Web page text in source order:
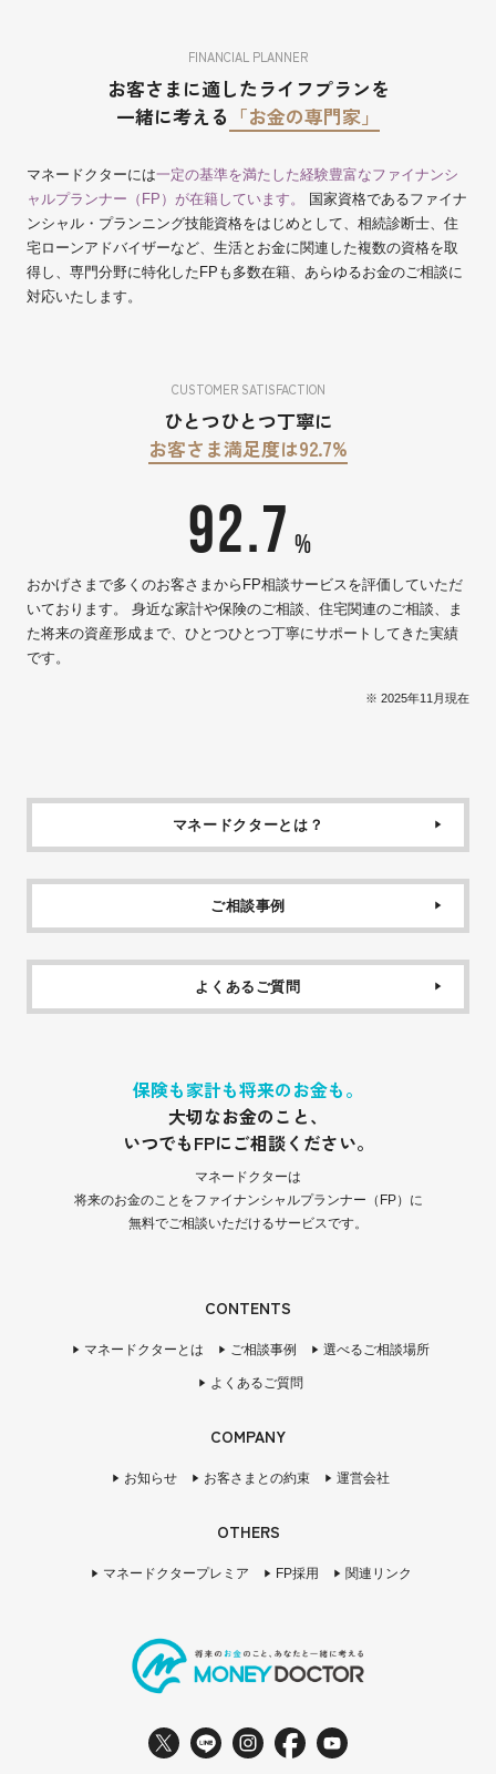
FINANCIAL PLANNER
お客さまに適したライフプランを
一緒に考える 「お金の専門家」
マネードクターには一定の基準を満たした経験豊富なファイナンシ
ャルプランナー（FP）が在籍しています。 国家資格であるファイナ
ンシャル・プランニング技能資格をはじめとして、相続診断士、住
宅ローンアドバイザーなど、生活とお金に関連した複数の資格を取
得し、専門分野に特化したFPも多数在籍、あらゆるお金のご相談に
対応いたします。
CUSTOMER SATISFACTION
ひとつひとつ丁寧に
お客さま満足度は92.7%
おかげさまで多くのお客さまからFP相談サービスを評価していただ
いております。 身近な家計や保険のご相談、住宅関連のご相談、ま
た将来の資産形成まで、ひとつひとつ丁寧にサポートしてきた実績
です。
※ 2025年11月現在
92.7 %
マネードクターとは？
ご相談事例
よくあるご質問
保険も家計も将来のお金も。
大切なお金のこと、
いつでもFPにご相談ください。
マネードクターは
将来のお金のことをファイナンシャルプランナー（FP）に
無料でご相談いただけるサービスです。
CONTENTS
マネードクターとは ご相談事例 選べるご相談場所
よくあるご質問
COMPANY
お知らせ お客さまとの約束 運営会社
OTHERS
マネードクタープレミア FP採用 関連リンク